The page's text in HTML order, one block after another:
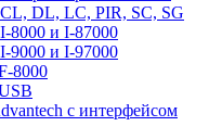
DL, LC, PIR, SC, SG
8000 и I-87000
9000 и I-97000
8000
с интерфейсом